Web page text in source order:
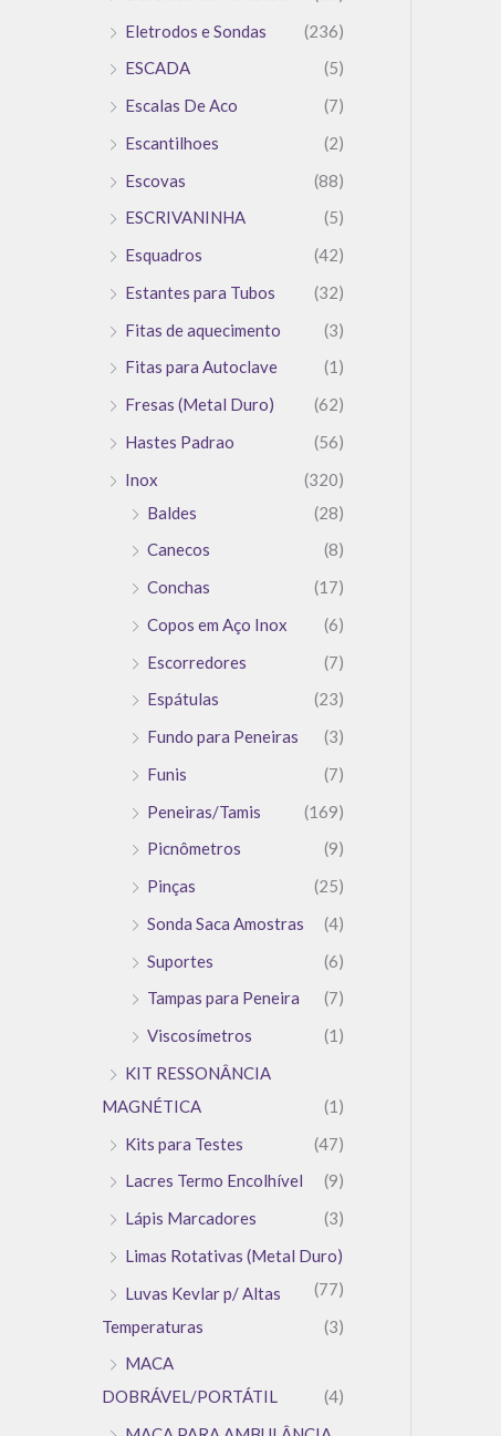
Eletrodos e Sondas
(236)
ESCADA
(5)
Escalas De Aco
(7)
Escantilhoes
(2)
Escovas
(88)
ESCRIVANINHA
(5)
Esquadros
(42)
Estantes para Tubos
(32)
Fitas de aquecimento
(3)
Fitas para Autoclave
(1)
Fresas (Metal Duro)
(62)
Hastes Padrao
(56)
Inox
(320)
Baldes
(28)
Canecos
(8)
Conchas
(17)
Copos em Aço Inox
(6)
Escorredores
(7)
Espátulas
(23)
Fundo para Peneiras
(3)
Funis
(7)
Peneiras/Tamis
(169)
Picnômetros
(9)
Pinças
(25)
Sonda Saca Amostras
(4)
Suportes
(6)
Tampas para Peneira
(7)
Viscosímetros
(1)
KIT RESSONÂNCIA
MAGNÉTICA
(1)
Kits para Testes
(47)
Lacres Termo Encolhível
(9)
Lápis Marcadores
(3)
Limas Rotativas (Metal Duro)
(77)
Luvas Kevlar p/ Altas
Temperaturas
(3)
MACA
DOBRÁVEL/PORTÁTIL
(4)